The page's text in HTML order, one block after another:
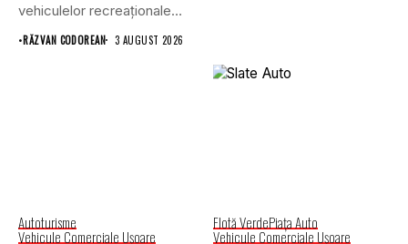
vehiculelor recreaționale
prin lansarea unei versiuni
actualizate...
•RĂZVAN CODOREAN 3 AUGUST 2026
Autoturisme
Vehicule Comerciale Uşoare
Flotă VerdePiaţa Auto
Vehicule Comerciale Uşoare